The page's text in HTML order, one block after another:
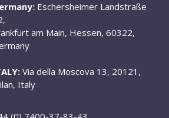
Eschersheimer Landstraße
am Main, Hessen, 60322,
Via della Moscova 13, 20121,
Italy